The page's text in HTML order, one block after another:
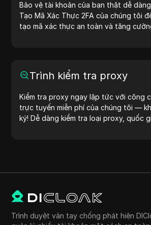
Bảo vệ tài khoản của bạn thật dễ
Tạo Mã Xác Thực 2FA của chúng tôi
tạo mã xác thực an toàn và tăng
Trình kiểm tra proxy
Kiểm tra proxy ngay lập tức với công
trực tuyến miễn phí của chúng tôi —
ký! Dễ dàng kiểm tra loại proxy, quốc
Trình duyệt vân tay chống phát hiện